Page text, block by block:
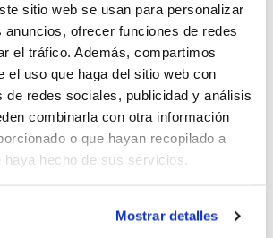
sitio web se usan para personalizar
anuncios, ofrecer funciones de redes
el tráfico. Además, compartimos
el uso que haga del sitio web con
de redes sociales, publicidad y análisis
combinarla con otra información
o que hayan recopilado a
haya hecho de sus servicios.
Mostrar detalles
al Carrer tendrá tres
e inscripciones a través